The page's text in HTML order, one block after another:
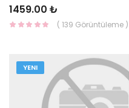
1459.00 ₺
( 139 Görüntüleme )
YENI